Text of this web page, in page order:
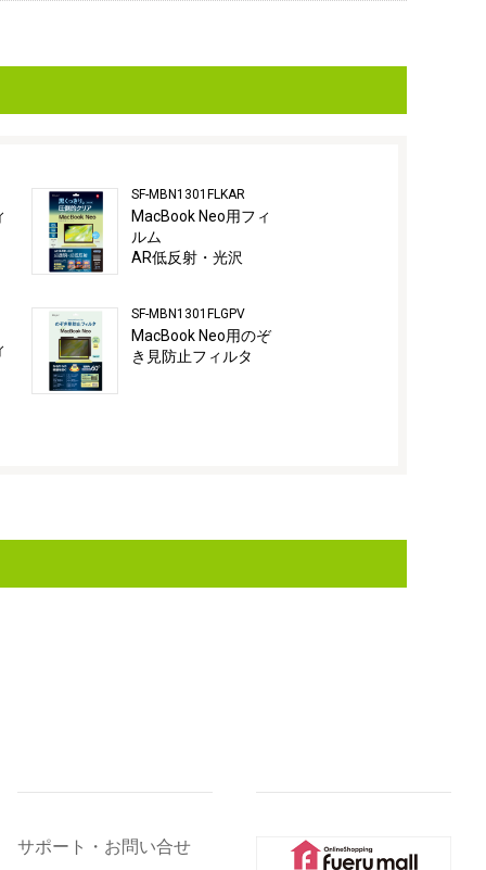
SF-MBN1301FLKAR
MacBook Neo用フィ
ルム
AR低反射・光沢
SF-MBN1301FLGPV
MacBook Neo用のぞ
き見防止フィルタ
サポート・お問い合せ